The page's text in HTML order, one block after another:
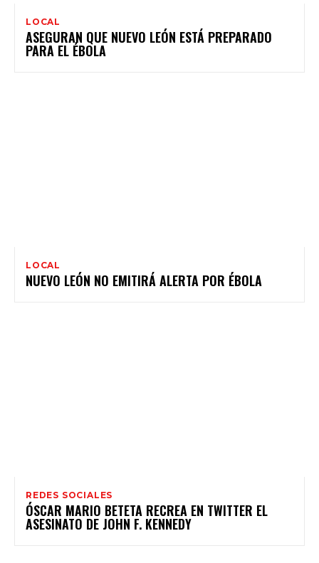
LOCAL
ASEGURAN QUE NUEVO LEÓN ESTÁ PREPARADO
LOCAL
REDES SOCIALES
ÓSCAR MARIO BETETA RECREA EN TWITTER EL
ASESINATO DE JOHN F. KENNEDY